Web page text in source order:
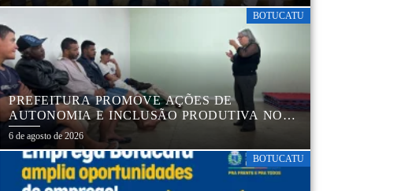
BOTUCATU
PREFEITURA PROMOVE AÇÕES DE
AUTONOMIA E INCLUSÃO PRODUTIVA NO
CENTRO POP VIDA
6 de agosto de 2026
BOTUCATU